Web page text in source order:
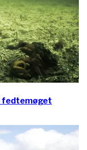
fedtemøget